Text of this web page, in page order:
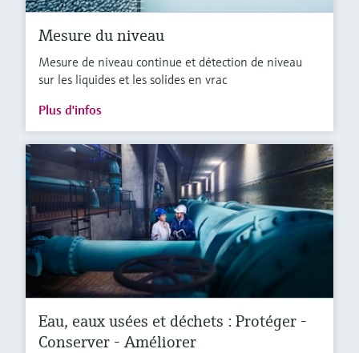
Mesure du niveau
Mesure de niveau continue et détection de niveau
sur les liquides et les solides en vrac
Plus d'infos
Eau, eaux usées et déchets : Protéger -
Conserver - Améliorer